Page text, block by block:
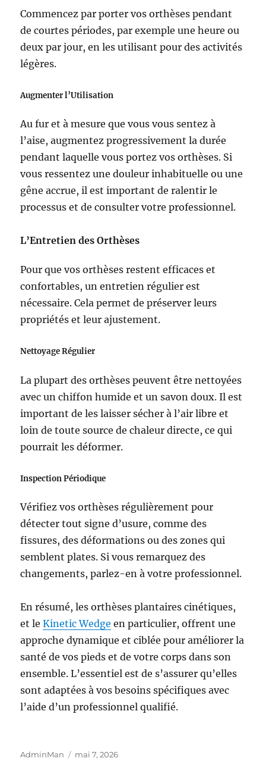
Commencez par porter vos orthèses pendant
de courtes périodes, par exemple une heure ou
deux par jour, en les utilisant pour des activités
légères.
Augmenter l’Utilisation
Au fur et à mesure que vous vous sentez à
l’aise, augmentez progressivement la durée
pendant laquelle vous portez vos orthèses. Si
vous ressentez une douleur inhabituelle ou une
gêne accrue, il est important de ralentir le
processus et de consulter votre professionnel.
L’Entretien des Orthèses
Pour que vos orthèses restent efficaces et
confortables, un entretien régulier est
nécessaire. Cela permet de préserver leurs
propriétés et leur ajustement.
Nettoyage Régulier
La plupart des orthèses peuvent être nettoyées
avec un chiffon humide et un savon doux. Il est
important de les laisser sécher à l’air libre et
loin de toute source de chaleur directe, ce qui
pourrait les déformer.
Inspection Périodique
Vérifiez vos orthèses régulièrement pour
détecter tout signe d’usure, comme des
fissures, des déformations ou des zones qui
semblent plates. Si vous remarquez des
changements, parlez-en à votre professionnel.
En résumé, les orthèses plantaires cinétiques,
et leKinetic Wedge en particulier, offrent une
approche dynamique et ciblée pour améliorer la
santé de vos pieds et de votre corps dans son
ensemble. L’essentiel est de s’assurer qu’elles
sont adaptées à vos besoins spécifiques avec
l’aide d’un professionnel qualifié.
Auteur
AdminMan
Publié
mai 7, 2026